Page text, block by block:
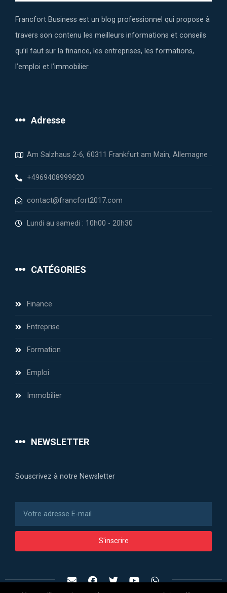
Francfort Business est un blog professionnel qui propose à
travers son contenu les meilleurs informations et conseils
qu’il faut sur la finance, les entreprises, les formations,
l’emploi et l’immobilier.
Adresse
Am Salzhaus 2-6, 60311 Frankfurt am Main, Allemagne
+4969408999920
contact@francfort2017.com
Lundi au samedi : 10h00 - 20h30
CATÉGORIES
Finance
Entreprise
Formation
Emploi
Immobilier
NEWSLETTER
Souscrivez à notre Newsletter
S'inscrire